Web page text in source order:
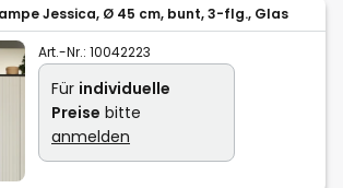
Jessica, Ø 45 cm, bunt, 3-flg., Glas
Art.-Nr.: 10042223
Für individuelle
Preise bitte
anmelden